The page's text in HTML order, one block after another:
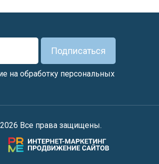
Подписаться
на обработку персональных
2026 Все права защищены.